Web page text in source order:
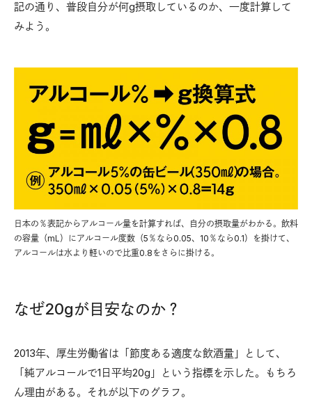
記の通り、普段自分が何g摂取しているのか、一度計算して
みよう。
日本の％表記からアルコール量を計算すれば、自分の摂取量がわかる。飲料
の容量（mL）にアルコール度数（5％なら0.05、10％なら0.1）を掛けて、
アルコールは水より軽いので比重0.8をさらに掛ける。
なぜ20gが目安なのか？
2013年、厚生労働省は「節度ある適度な飲酒量」として、
「純アルコールで1日平均20g」という指標を示した。もちろ
ん理由がある。それが以下のグラフ。